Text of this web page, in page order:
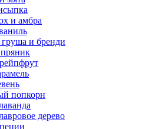
и амбра
груша и бренди
попкорн
дерево